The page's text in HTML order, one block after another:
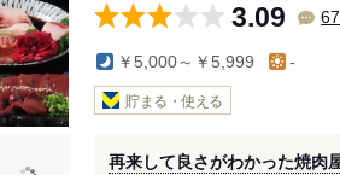
3.09 67
￥5,000～￥5,999 -
貯まる・使える
再来して良さがわかった焼肉